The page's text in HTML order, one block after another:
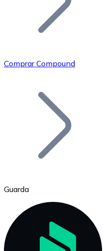
Bitcoin
Ethereum
Comprar Compound
Guarda